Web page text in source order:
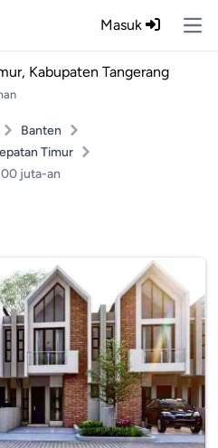
Masuk
Kabupaten Tangerang
Banten
Timur
juta-an